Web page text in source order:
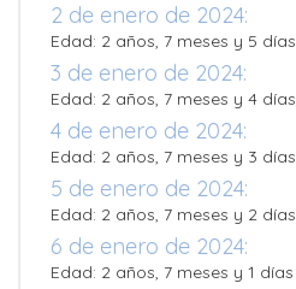
2 de enero de 2024:
Edad: 2 años, 7 meses y 5 días
3 de enero de 2024:
Edad: 2 años, 7 meses y 4 días
4 de enero de 2024:
Edad: 2 años, 7 meses y 3 días
5 de enero de 2024:
Edad: 2 años, 7 meses y 2 días
6 de enero de 2024:
Edad: 2 años, 7 meses y 1 días